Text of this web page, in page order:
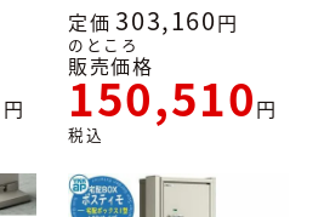
定価 303,160
のところ
販売価格
150,510
税込